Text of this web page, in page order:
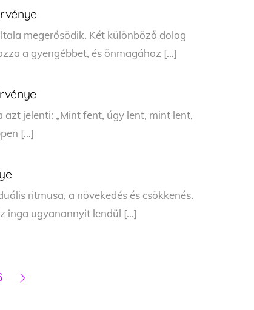
megerősödik. Két különböző dolog
a gyengébbet, és önmagához […]
jelenti: „Mint fent, úgy lent, mint lent,
[…]
ritmusa, a növekedés és csökkenés.
inga ugyanannyit lendül […]